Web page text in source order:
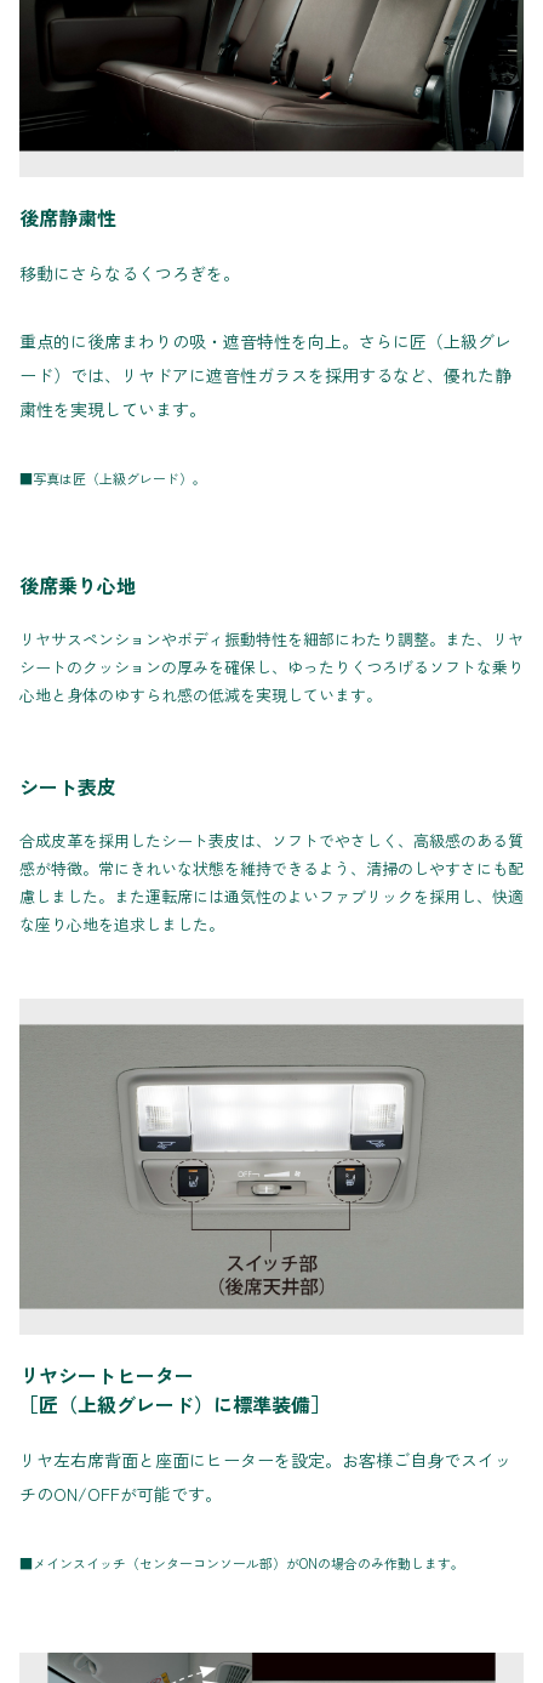
後席静粛性
移動にさらなるくつろぎを。
重点的に後席まわりの吸・遮音特性を向上。さらに匠（上級グレ
ード）では、リヤドアに遮音性ガラスを採用するなど、優れた静
粛性を実現しています。
■写真は匠（上級グレード）。
後席乗り心地
リヤサスペンションやボディ振動特性を細部にわたり調整。また、リヤ
シートのクッションの厚みを確保し、ゆったりくつろげるソフトな乗り
心地と身体のゆすられ感の低減を実現しています。
シート表皮
合成皮革を採用したシート表皮は、ソフトでやさしく、高級感のある質
感が特徴。常にきれいな状態を維持できるよう、清掃のしやすさにも配
慮しました。また運転席には通気性のよいファブリックを採用し、快適
な座り心地を追求しました。
リヤシートヒーター
［匠（上級グレード）に標準装備］
リヤ左右席背面と座面にヒーターを設定。お客様ご自身でスイッ
チのON/OFFが可能です。
■メインスイッチ（センターコンソール部）がONの場合のみ作動します。